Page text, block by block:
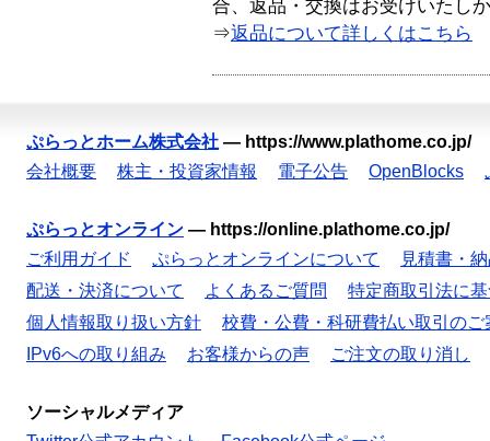
合、返品・交換はお受けいたし
⇒返品について詳しくはこちら
ぷらっとホーム株式会社 — https://www.plathome.co.jp/
会社概要
株主・投資家情報 電子公告 OpenBlocks
ぷらっとオンライン — https://online.plathome.co.jp/
ご利用ガイド
ぷらっとオンラインについて
見積書・
配送・決済について
よくあるご質問
特定商取引法に
個人情報取り扱い方針
校費・公費・科研費払い取引のご
IPv6への取り組み
お客様からの声 ご注文の取り消し
ソーシャルメディア